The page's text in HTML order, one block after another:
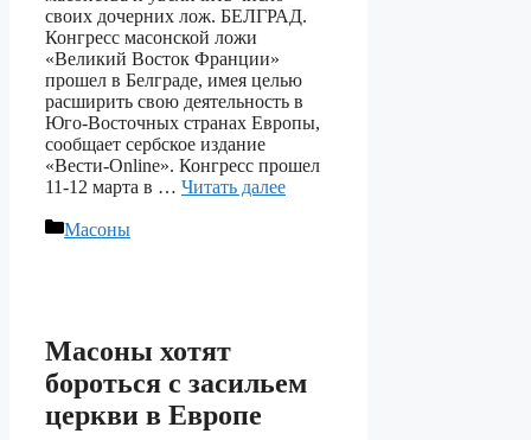
своих дочерних лож. БЕЛГРАД.
Конгресс масонской ложи
«Великий Восток Франции»
прошел в Белграде, имея целью
расширить свою деятельность в
Юго-Восточных странах Европы,
сообщает сербское издание
«Вести-Online». Конгресс прошел
11-12 марта в … Читать далее
Рубрики
Масоны
Масоны хотят
бороться с засильем
церкви в Европе